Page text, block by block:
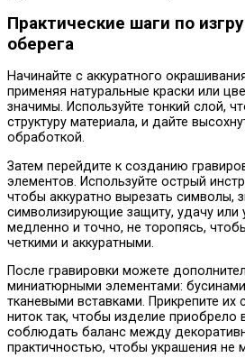
Практические шаги по
оберега
Начинайте с аккуратного
применяя натуральные краски или
значимы. Используйте тонкий слой,
структуру материала, и дайте
обработкой.
Затем перейдите к созданию
элементов. Используйте острый
чтобы аккуратно вырезать символы,
символизирующие защиту, удачу или
медленно и точно, не торопясь,
четкими и аккуратными.
После гравировки можете
миниатюрными элементами:
тканевыми вставками. Прикрепите
ниток так, чтобы изделие приобрело
соблюдать баланс между
практичностью, чтобы украшения не